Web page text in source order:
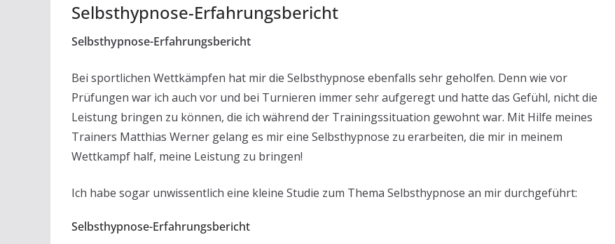
Selbsthypnose-Erfahrungsbericht
Selbsthypnose-Erfahrungsbericht
Bei sportlichen Wettkämpfen hat mir die Selbsthypnose ebenfalls sehr geholfen. Denn wie vor
Prüfungen war ich auch vor und bei Turnieren immer sehr aufgeregt und hatte das Gefühl, nicht die
Leistung bringen zu können, die ich während der Trainingssituation gewohnt war. Mit Hilfe meines
Trainers Matthias Werner gelang es mir eine Selbsthypnose zu erarbeiten, die mir in meinem
Wettkampf half, meine Leistung zu bringen!
Ich habe sogar unwissentlich eine kleine Studie zum Thema Selbsthypnose an mir durchgeführt:
Selbsthypnose-Erfahrungsbericht